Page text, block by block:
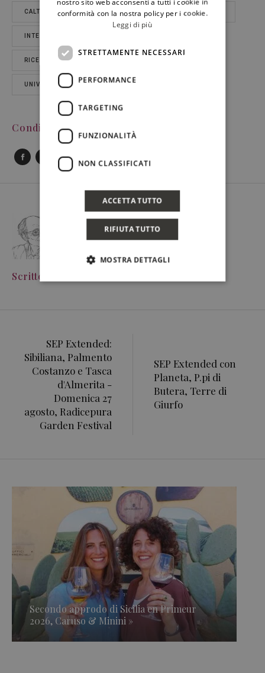
CALTAGIRONE ENRICO GRECO ETÀ DEL FERRO
INTERVISTA
RICERCA
UNIVERSITÀ DELLA FLORIDA
Condividi Post
Scritto Da
SEP Extended:
Sibiliana, Palmento
Costanzo e Tasca
d'Almerita -
Domenica 27
agosto, Radicepura
Garden Festival
SEP Extended con
Planeta, P.pi di
Butera, Terre di
Giurfo
Secondo approdo di Sicilia en Primeur
2026, Caruso & Minini »
conformità con la nostra policy per i cookie.
Leggi di più
STRETTAMENTE NECESSARI
PERFORMANCE
TARGETING
FUNZIONALITÀ
NON CLASSIFICATI
ACCETTA TUTTO
RIFIUTA TUTTO
MOSTRA DETTAGLI